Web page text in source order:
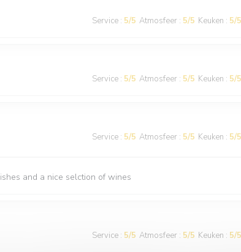
Service : 5/5 Atmosfeer : 5/5 Keuken : 5/5
Service : 5/5 Atmosfeer : 5/5 Keuken : 5/5
Service : 5/5 Atmosfeer : 5/5 Keuken : 5/5
and a nice selction of wines
Service : 5/5 Atmosfeer : 5/5 Keuken : 5/5